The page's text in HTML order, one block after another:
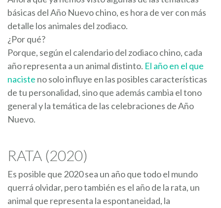
básicas del Año Nuevo chino, es hora de ver con más
detalle los animales del zodiaco.
¿Por qué?
Porque, según el calendario del zodiaco chino, cada
año representa a un animal distinto. El año en el que
naciste no solo influye en las posibles características
de tu personalidad, sino que además cambia el tono
general y la temática de las celebraciones de Año
Nuevo.
RATA (2020)
Es posible que 2020 sea un año que todo el mundo
querrá olvidar, pero también es el año de la rata, un
animal que representa la espontaneidad, la